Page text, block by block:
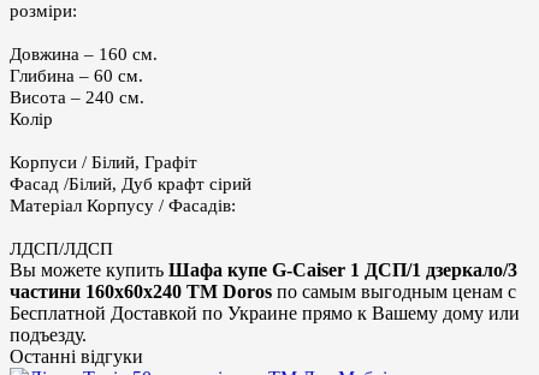
розміри:
Довжина – 160 см.
Глибина – 60 см.
Висота – 240 см.
Колір
Корпуси / Білий, Графіт
Фасад /Білий, Дуб крафт сірий
Матеріал Корпусу / Фасадів:
ЛДСП/ЛДСП
Вы можете купить Шафа купе G-Caiser 1 ДСП/1 дзеркало/3
частини 160х60х240 ТМ Doros по самым выгодным ценам с
Бесплатной Доставкой по Украине прямо к Вашему дому или
подъезду.
Останні відгуки